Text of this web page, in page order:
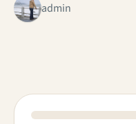
admin